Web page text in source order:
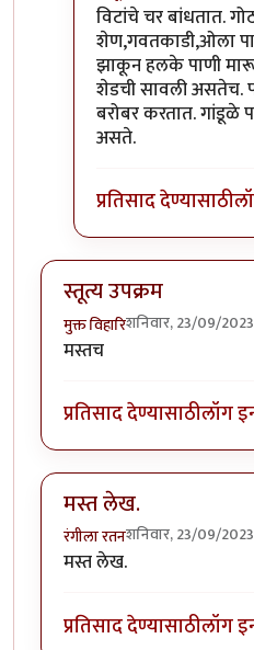
In reply toगांडूळ खत
विटांचे चर बांधतात.
शेण,गवतकाडी,ओला
झाकून हलके पाणी
शेडची सावली असतेच.
बरोबर करतात. गांडूळे
असते.
प्रतिसाद देण्यासाठी
स्तूत्य उपक्रम
मुक्त विहारिशनिवार, 23/09/
मस्तच
प्रतिसाद देण्यासाठीलॉग
मस्त लेख.
रंगीला रतनशनिवार, 23/09/
मस्त लेख.
प्रतिसाद देण्यासाठीलॉग